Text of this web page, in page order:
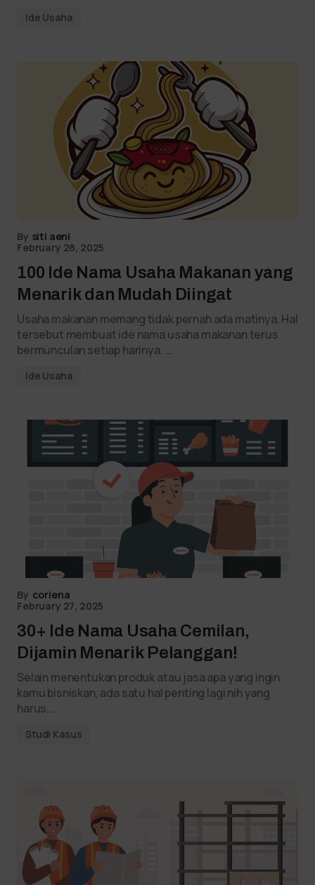
Ide Usaha
By siti aeni
February 28, 2025
100 Ide Nama Usaha Makanan yang
Menarik dan Mudah Diingat
Usaha makanan memang tidak pernah ada matinya. Hal
tersebut membuat ide nama usaha makanan terus
bermunculan setiap harinya. …
Ide Usaha
By coriena
February 27, 2025
30+ Ide Nama Usaha Cemilan,
Dijamin Menarik Pelanggan!
Selain menentukan produk atau jasa apa yang ingin
kamu bisniskan, ada satu hal penting lagi nih yang
harus…
Studi Kasus